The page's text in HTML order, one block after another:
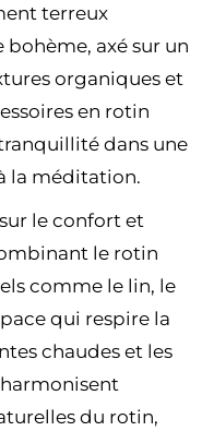
terreux
bohème, axé sur un
organiques et
en rotin
dans une
la méditation.
le confort et
le rotin
comme le lin, le
qui respire la
chaudes et les
du rotin,